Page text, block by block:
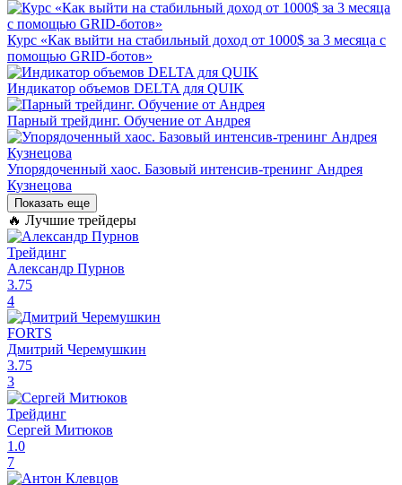
Курс «Как выйти на стабильный доход от 1000$ за 3 месяца с
помощью GRID-ботов»
Индикатор объемов DELTA для QUIK
Парный трейдинг. Обучение от Андрея
Упорядоченный хаос. Базовый интенсив-тренинг Андрея
Кузнецова
Показать еще
🔥 Лучшие трейдеры
Трейдинг
Александр Пурнов
3.75
4
FORTS
Дмитрий Черемушкин
3.75
3
Трейдинг
Сергей Митюков
1.0
7